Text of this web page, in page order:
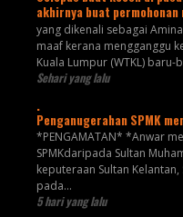
akhirnya buat permohonan
yang dikenali sebagai
maaf kerana mengganggu
Kuala Lumpur (WTKL) baru-
Sehari yang lalu
.
Penganugerahan SPMK
*PENGAMATAN* *Anwar
SPMKdaripada Sultan
keputeraan Sultan
pada...
5 hari yang lalu